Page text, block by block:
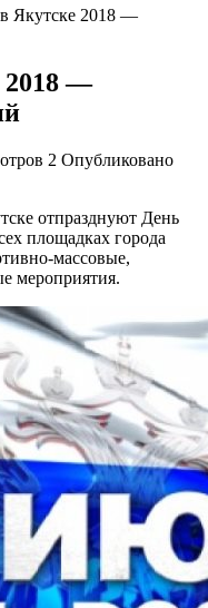
Якутске 2018 —
2018 —
2 Опубликовано
отпразднуют День
площадках города
массовые,
мероприятия.